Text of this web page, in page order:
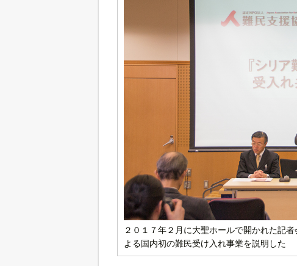
２０１７年２月に大聖ホールで開かれた記
よる国内初の難民受け入れ事業を説明した